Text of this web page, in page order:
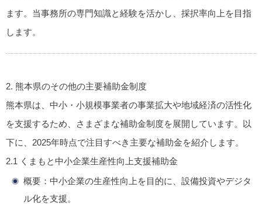
ます。当事務所の専門知識と経験を活かし、採択率向上を目指
します。
2. 熊本県のその他の主要補助金制度
熊本県は、中小・小規模事業者の事業拡大や地域経済の活性化
を支援するため、さまざまな補助金制度を展開しています。以
下に、2025年時点で注目すべき主要な補助金を紹介します。
2.1 くまもと中小企業生産性向上支援補助金
概要 ：中小企業の生産性向上を目的に、設備投資やデジタ
ル化を支援。